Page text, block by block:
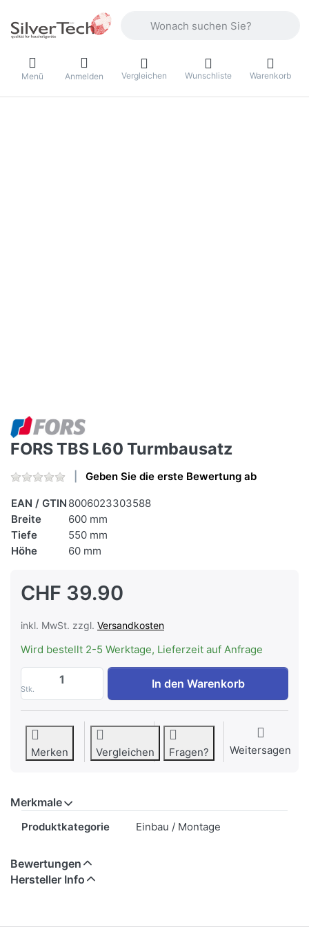
Menü Anmelden Vergleichen Wunschliste Warenkorb
FORS TBS L60 Turmbausatz
Geben Sie die erste Bewertung ab
EAN / GTIN 8006023303588
Breite
600 mm
Tiefe
550 mm
Höhe
60 mm
CHF 39.90
inkl. MwSt. zzgl. Versandkosten
Wird bestellt 2-5 Werktage, Lieferzeit auf Anfrage
Stk.
FORS TBS L60 Turmbausatz zu CHF
In den Warenkorb
Merken Vergleichen Fragen? Weitersagen
Merkmale
Produktkategorie Einbau / Montage
Bewertungen
Hersteller Info